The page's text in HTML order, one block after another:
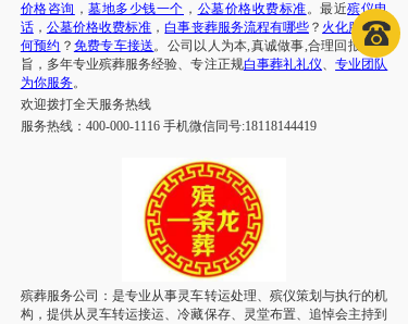
价格咨询 ，墓地多少钱一个 ， 公墓价格收费标准。最近殡仪电
话， 公墓价格收费标准 ，白事丧葬服务流程有哪些 ？ 火化服务如
何预约 ？ 免费专车接送。公司以人为本,真诚做事,合理回报为宗
旨，多年专业殡葬服务经验、专注正规白事葬礼礼仪、专业团队
为你服务。
欢迎拨打全天服务热线
服务热线： 400-000-1116 手机微信同号:18118144419
殡葬服务公司：是专业从事灵车转运处理、殡仪策划与执行的机
构，提供从灵车转运接运、冷藏保存、灵堂布置、追悼会主持到